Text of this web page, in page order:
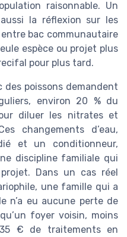
raisonnable. Un
la réflexion sur les
entre bac communautaire
espèce ou projet plus
pour plus tard.
des poissons demandent
environ 20 % du
diluer les nitrates et
changements d’eau,
et un conditionneur,
discipline familiale qui
Dans un cas réel
une famille qui a
n’a eu aucune perte de
foyer voisin, moins
€ de traitements en